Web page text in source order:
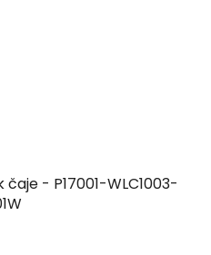
- P17001-WLC1003-